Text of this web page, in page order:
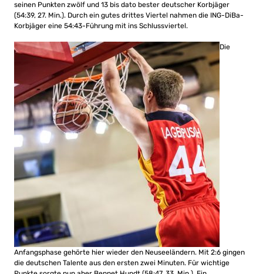
seinen Punkten zwölf und 13 bis dato bester deutscher Korbjäger
(54:39, 27. Min.). Durch ein gutes drittes Viertel nahmen die ING-DiBa-
Korbjäger eine 54:43-Führung mit ins Schlussviertel.
Die
Anfangsphase gehörte hier wieder den Neuseeländern. Mit 2:6 gingen
die deutschen Talente aus den ersten zwei Minuten. Für wichtige